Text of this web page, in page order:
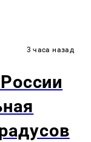
3 часа назад